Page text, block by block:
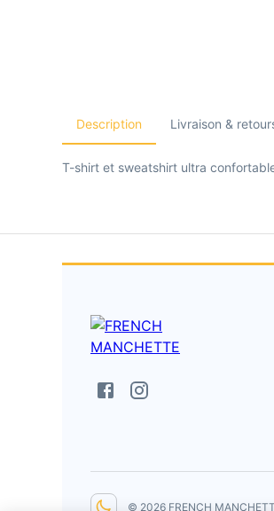
Description Livraison &
T-shirt et sweatshirt ultra
© 2026 FRENCH